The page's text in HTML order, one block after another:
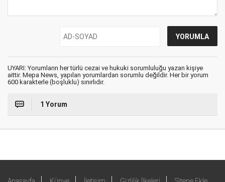
UYARI: Yorumların her türlü cezai ve hukuki sorumluluğu yazan kişiye
aittir. Mepa News, yapılan yorumlardan sorumlu değildir. Her bir yorum
600 karakterle (boşluklu) sınırlıdır.
1 Yorum